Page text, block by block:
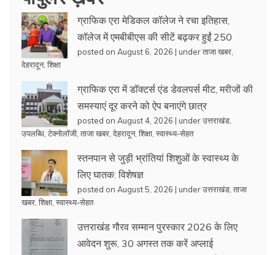
ग्राफिक एरा मेडिकल कॉलेज ने रचा इतिहास,
कॉलेज में एमबीबीएस की सीटें बढ़कर हुईं 250
posted on August 6, 2026 | underताजा खबर
देहरादून, शिक्षा
ग्राफिक एरा में डॉक्टर्स एंड डेवलपर्स मीट, मरीजों की
समस्याएं दूर करने को ऐप बनाएंगे छात्र
posted on August 4, 2026 | underउत्तराखंड
उपलब्धि टेक्नोलॉजी ताजा खबर देहरादून, शिक्षा स्वास्थ्य-सेहत
स्तनपान से जुड़ी भ्रांतियां शिशुओं के स्वास्थ्य के
लिए घातक: विशेषज्ञ
posted on August 5, 2026 | underउत्तराखंड ताजा
खबर शिक्षा स्वास्थ्य-सेहत
उत्तराखंड गौरव सम्मान पुरस्कार 2026 के लिए
आवेदन शुरू, 30 अगस्त तक करें अप्लाई